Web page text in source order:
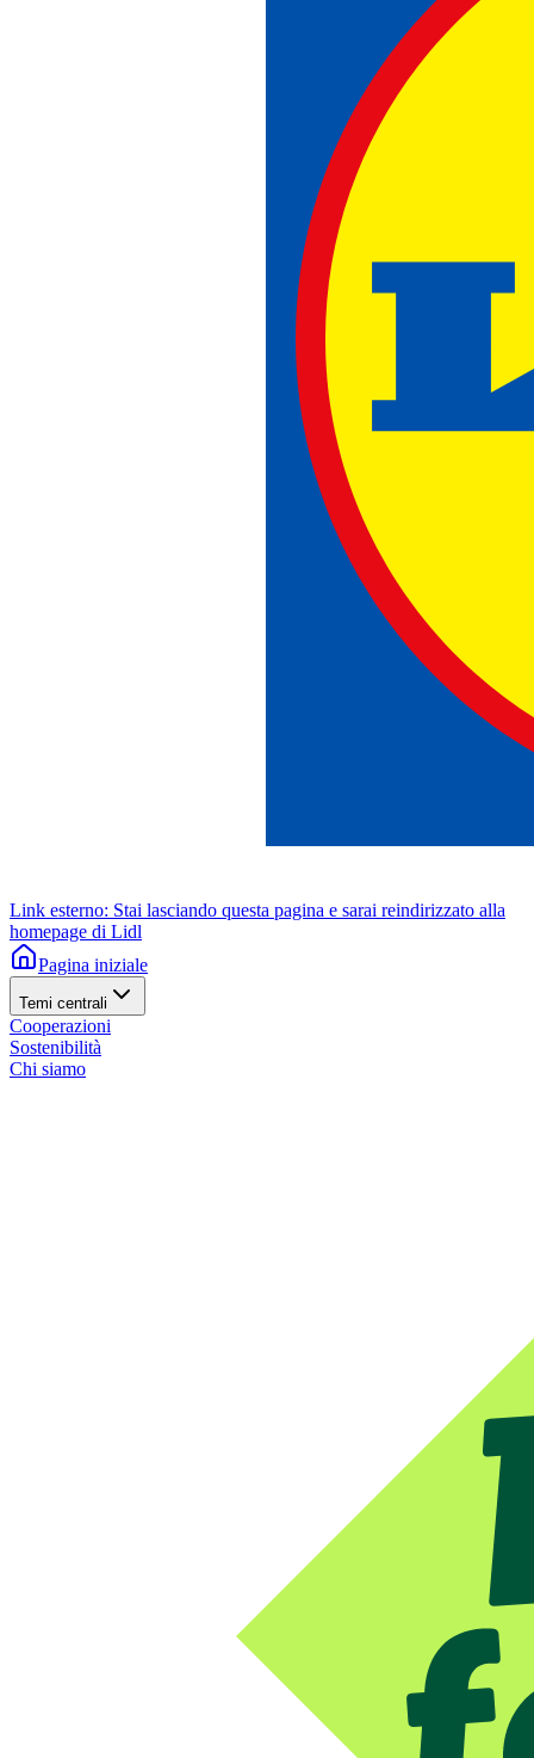
Link esterno: Stai lasciando questa pagina e sarai reindirizzato alla
homepage di Lidl
Pagina iniziale
Temi centrali
Cooperazioni
Sostenibilità
Chi siamo